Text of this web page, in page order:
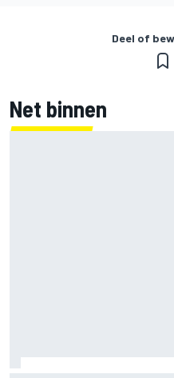
Deel of
Net binnen